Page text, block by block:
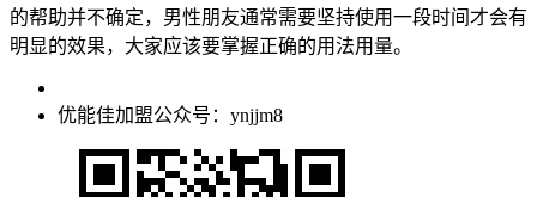
的帮助并不确定，男性朋友通常需要坚持使用一段时间才会有
明显的效果，大家应该要掌握正确的用法用量。
优能佳加盟公众号：ynjjm8